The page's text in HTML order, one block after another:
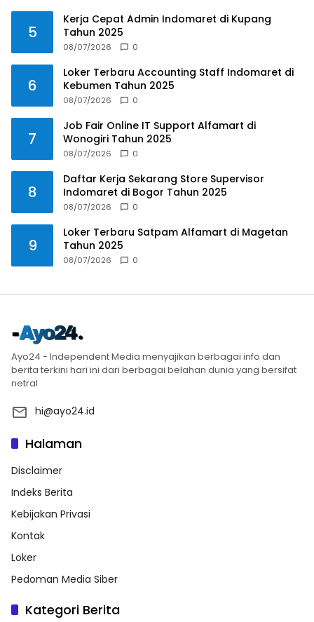
5
Kerja Cepat Admin Indomaret di Kupang
Tahun 2025
08/07/2026 0
6
Loker Terbaru Accounting Staff Indomaret di
Kebumen Tahun 2025
08/07/2026 0
7
Job Fair Online IT Support Alfamart di
Wonogiri Tahun 2025
08/07/2026 0
8
Daftar Kerja Sekarang Store Supervisor
Indomaret di Bogor Tahun 2025
08/07/2026 0
9
Loker Terbaru Satpam Alfamart di Magetan
Tahun 2025
08/07/2026 0
Ayo24 - Independent Media menyajikan berbagai info dan
berita terkini hari ini dari berbagai belahan dunia yang bersifat
netral
hi@ayo24.id
Halaman
Disclaimer
Indeks Berita
Kebijakan Privasi
Kontak
Loker
Pedoman Media Siber
Kategori Berita